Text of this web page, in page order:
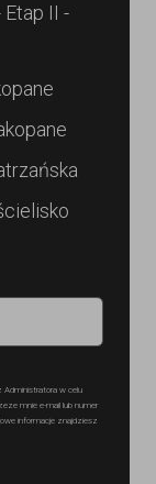
II -
Administratora w celu
mnie e-mail lub numer
informacje znajdziesz